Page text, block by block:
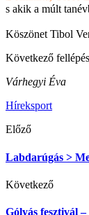
s akik a múlt
Köszönet Tibol
Következő
Várhegyi Éva
Híreksport
Előző
Labdarúgás >
Következő
Gólyás fesztivál